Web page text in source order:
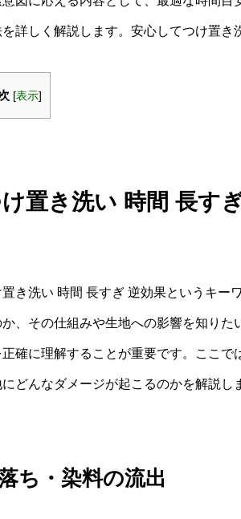
詳しく解説します。安心してつけ置き
[表示]
置き洗い 時間 長す
き洗い 時間 長すぎ 逆効果というキー
か、その仕組みや生地への影響を知り
正確に理解することが重要です。ここ
どんなダメージが起こるのかを解説し
ち・染料の流出